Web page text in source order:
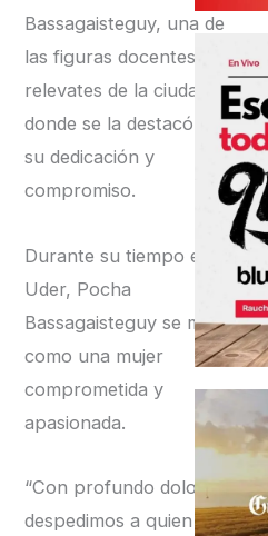
Bassagaisteguy, una de
las figuras docentes
relevates de la ciudad,
donde se la destacó por
su dedicación y
compromiso.
Durante su tiempo en
Uder, Pocha
Bassagaisteguy se mostrò
como una mujer
comprometida y
apasionada.
“Con profundo dolor
despedimos a quien fuera